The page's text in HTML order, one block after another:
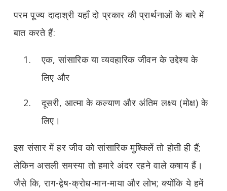
परम पूज्य दादाश्री यहाँ दो प्रकार की प्रार्थनाओं के बारे में
बात करते हैं:
एक, सांसारिक या व्यवहारिक जीवन के उद्देश्य के
लिए और
दूसरी, आत्मा के कल्याण और अंतिम लक्ष्य (मोक्ष) के
लिए।
इस संसार में हर जीव को सांसारिक मुश्किलें तो होती ही हैं;
लेकिन असली समस्या तो हमारे अंदर रहने वाले कषाय हैं।
जैसे कि, राग-द्वेष-क्रोध-मान-माया और लोभ; क्योंकि ये हमें